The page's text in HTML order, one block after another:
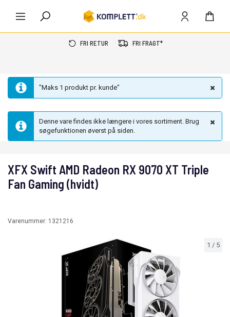
FRI RETUR FRI FRAGT*
"Maks 1 produkt pr. kunde"
Denne vare findes ikke længere i vores sortiment. Brug
søgefunktionen øverst på siden.
1 / 5
XFX Swift AMD Radeon RX 9070 XT Triple
Fan Gaming (hvidt)
Varenummer: 1321216